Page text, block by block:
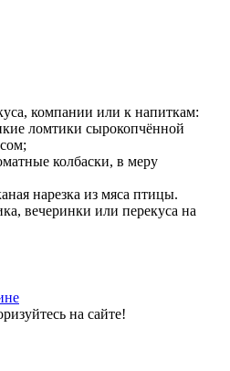
компании или к напиткам:
ломтики сырокопчённой
колбаски, в меру
нарезка из мяса птицы.
вечеринки или перекуса на
на сайте!